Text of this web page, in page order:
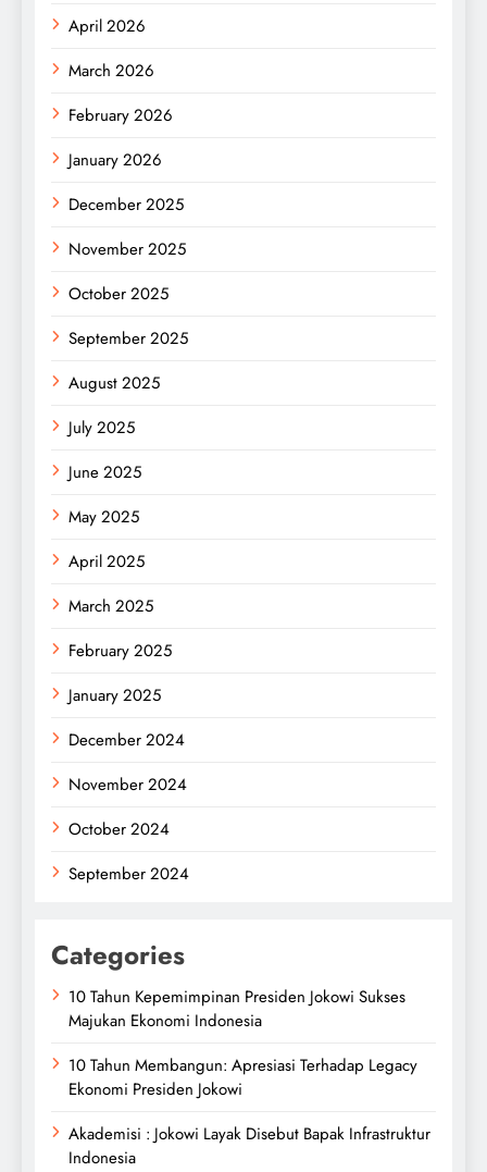
April 2026
March 2026
February 2026
January 2026
December 2025
November 2025
October 2025
September 2025
August 2025
July 2025
June 2025
May 2025
April 2025
March 2025
February 2025
January 2025
December 2024
November 2024
October 2024
September 2024
Categories
10 Tahun Kepemimpinan Presiden Jokowi Sukses
Majukan Ekonomi Indonesia
10 Tahun Membangun: Apresiasi Terhadap Legacy
Ekonomi Presiden Jokowi
Akademisi : Jokowi Layak Disebut Bapak Infrastruktur
Indonesia